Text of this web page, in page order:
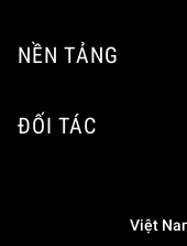
NỀN TẢNG
ĐỐI TÁC
Việt